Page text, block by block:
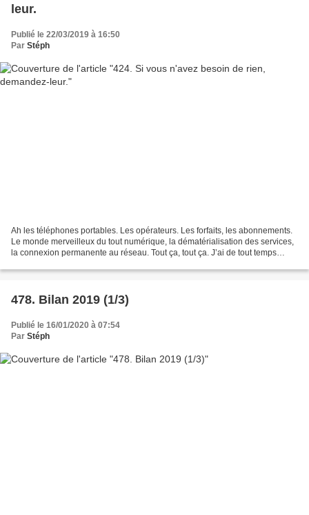
leur.
Publié le 22/03/2019 à 16:50
Par Stéph
Ah les téléphones portables. Les opérateurs. Les forfaits, les abonnements.
Le monde merveilleux du tout numérique, la dématérialisation des services,
la connexion permanente au réseau. Tout ça, tout ça. J’ai de tout temps
478. Bilan 2019 (1/3)
Publié le 16/01/2020 à 07:54
Par Stéph